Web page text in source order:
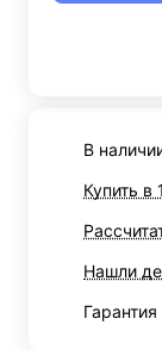
В
Купить в
Нашли